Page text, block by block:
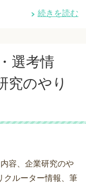
続きを読む
選考情
究のやり
容、企業研究のや
クルーター情報、筆